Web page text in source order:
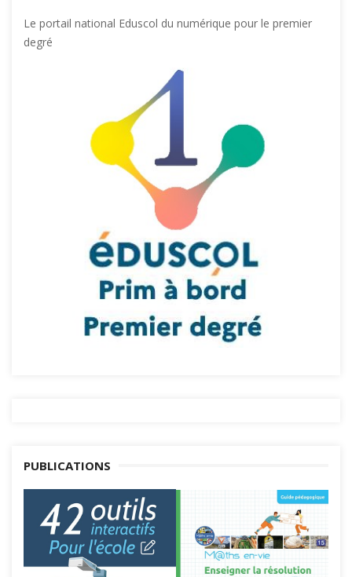
Le portail national Eduscol du numérique pour le premier
degré
PUBLICATIONS